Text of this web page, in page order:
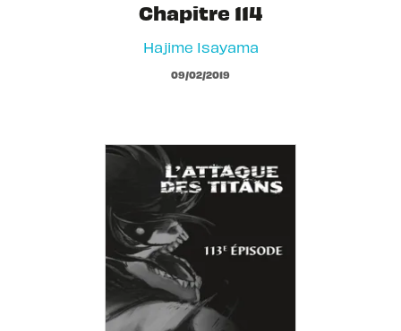
Chapitre 114
Hajime Isayama
09/02/2019